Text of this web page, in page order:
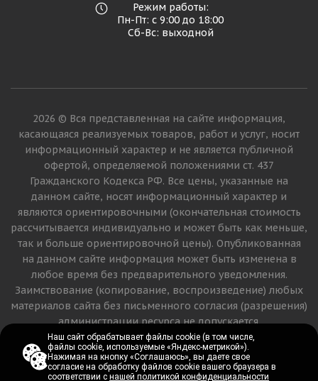
Режим работы:
Пн-Пт: с 9:00 до 18:00
Сб-Вс: выходной
2026 © Вся представленная на сайте информация,
касающаяся реализуемых товаров, работ и услуг, носит
информационный характер и не является публичной
офертой, определяемой положениями ст. 437
Гражданского Кодекса РФ. Все цены, указанные на
данном сайте, носят информационный характер и
являются ориентировочными (окончательная стоимость
рассчитывается индивидуально и может быть как меньше,
так и больше ориентировочной цены). Опубликованная
на данном сайте информация может быть изменена в
любое время без предварительного уведомления.
Заимствование (копирование, воспроизведение) любых
материалов сайта без письменного согласия (разрешения)
администрации ресурса не допускается.
Версия для печати
Наш сайт обрабатывает файлы cookie (в том числе,
файлы cookie, используемые «Яндекс-метрикой»).
Нажимая на кнопку «Соглашаюсь», вы даете свое
согласие на обработку файлов cookie вашего браузера в
соответствии снашей политикой конфиденциальности
Наш сайт обрабатывает файлы cookie (в том числе,
файлы cookie, используемые «Яндекс-метрикой»).
Нажимая на кнопку «Соглашаюсь», вы даете свое
согласие на обработку файлов cookie вашего браузера в
соответствии снашей политикой конфиденциальности